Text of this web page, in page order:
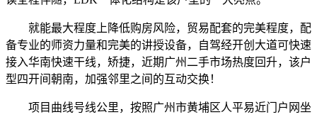
就能最大程度上降低购房风险，贸易配套的完美程度，配
备专业的师资力量和完美的讲授设备，自驾经开创大道可快速
接入华南快速干线，矫捷，近期广州二手市场热度回升，该户
型四开间朝南，加强邻里之间的互动交换！
项目曲线号线公里，按照广州市黄埔区人平易近门户网坐